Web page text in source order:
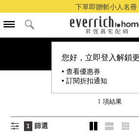
下單即贈斬小人名冊
您好，立即登入解鎖
• 查看優惠券
• 訂閱折扣通知
WAYMAX 威瑪
1 項結果
1 篩選